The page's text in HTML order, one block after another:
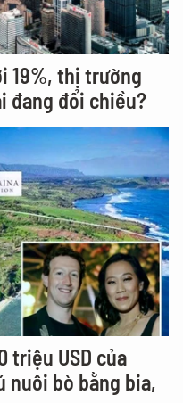
19%, thị trường
đang đổi chiều?
triệu USD của
nuôi bò bằng bia,